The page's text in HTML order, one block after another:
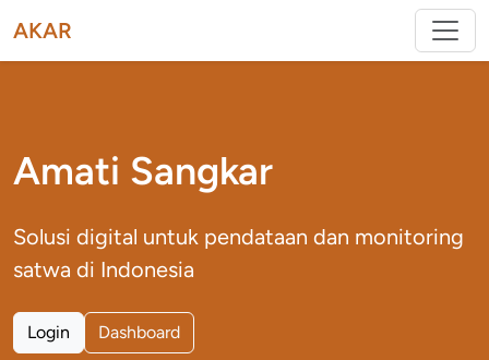
AKAR
Amati Sangkar
Solusi digital untuk pendataan dan monitoring
satwa di Indonesia
Login Dashboard